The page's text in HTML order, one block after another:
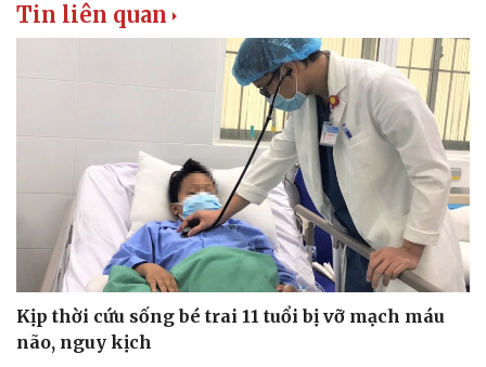
Tin liên quan
Kịp thời cứu sống bé trai 11 tuổi bị vỡ mạch máu
não, nguy kịch